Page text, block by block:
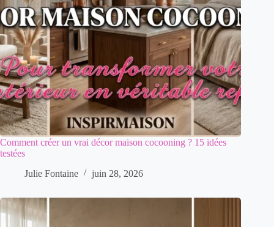
Comment créer un vrai décor maison cocooning ? 15 idées
testées
Julie Fontaine
juin 28, 2026